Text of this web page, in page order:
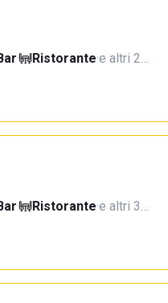
· Ristorante·e altri 2…
· Ristorante·e altri 3…